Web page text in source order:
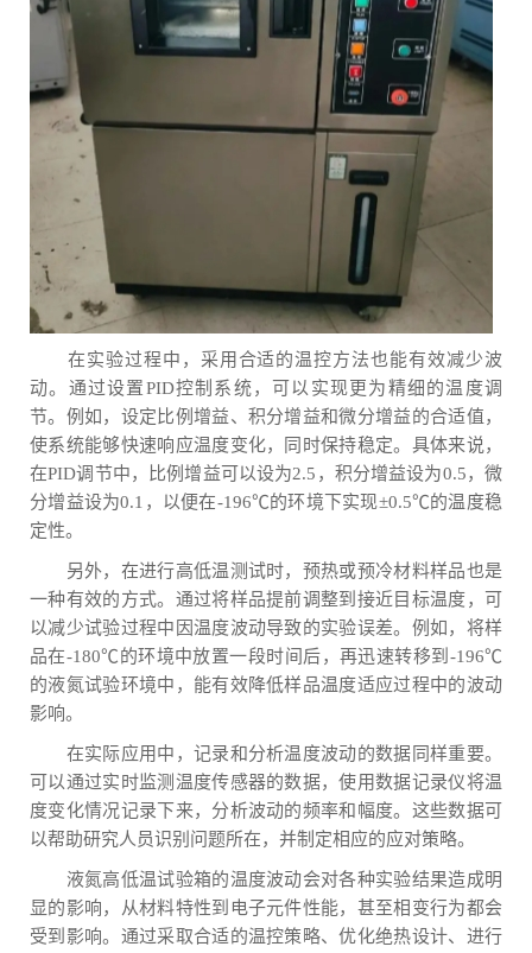
在实验过程中，采用合适的温控方法也能有效减少波
动。通过设置PID控制系统，可以实现更为精细的温度调
节。例如，设定比例增益、积分增益和微分增益的合适值，
使系统能够快速响应温度变化，同时保持稳定。具体来说，
在PID调节中，比例增益可以设为2.5，积分增益设为0.5，微
分增益设为0.1，以便在-196℃的环境下实现±0.5℃的温度稳
定性。
另外，在进行高低温测试时，预热或预冷材料样品也是
一种有效的方式。通过将样品提前调整到接近目标温度，可
以减少试验过程中因温度波动导致的实验误差。例如，将样
品在-180℃的环境中放置一段时间后，再迅速转移到-196℃
的液氮试验环境中，能有效降低样品温度适应过程中的波动
影响。
在实际应用中，记录和分析温度波动的数据同样重要。
可以通过实时监测温度传感器的数据，使用数据记录仪将温
度变化情况记录下来，分析波动的频率和幅度。这些数据可
以帮助研究人员识别问题所在，并制定相应的应对策略。
液氮高低温试验箱的温度波动会对各种实验结果造成明
显的影响，从材料特性到电子元件性能，甚至相变行为都会
受到影响。通过采取合适的温控策略、优化绝热设计、进行